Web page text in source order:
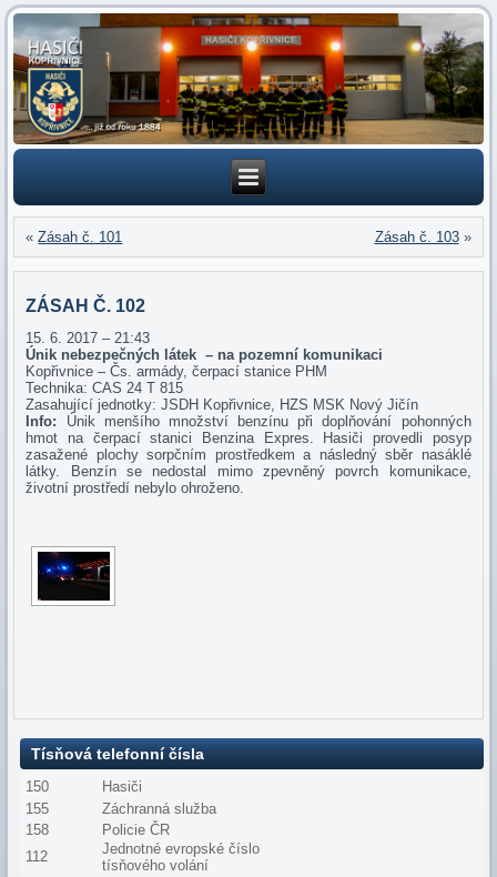
«Zásah č. 101 Zásah č. 103»
ZÁSAH Č. 102
15. 6. 2017 – 21:43
Únik nebezpečných látek – na pozemní komunikaci
Kopřivnice – Čs. armády, čerpací stanice PHM
Technika: CAS 24 T 815
Zasahující jednotky: JSDH Kopřivnice, HZS MSK Nový Jičín
Info: Únik menšího množství benzínu při doplňování pohonných
hmot na čerpací stanici Benzina Expres. Hasiči provedli posyp
zasažené plochy sorpčním prostředkem a následný sběr nasáklé
látky. Benzín se nedostal mimo zpevněný povrch komunikace,
životní prostředí nebylo ohroženo.
Tísňová telefonní čísla
150
Hasiči
155
Záchranná služba
158
Policie ČR
112
Jednotné evropské číslo
tísňového volání